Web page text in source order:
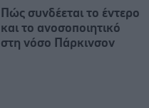
Πώς συνδέεται το έντερο
και το ανοσοποιητικό
στη νόσο Πάρκινσον